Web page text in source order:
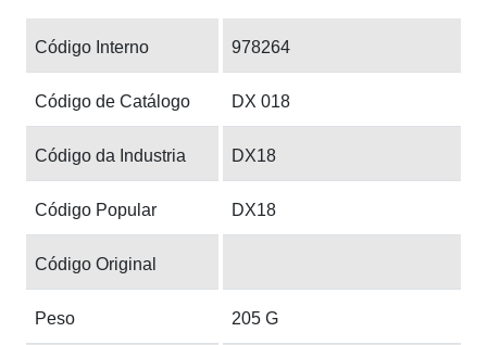
Código Interno 978264
Código de Catálogo DX 018
Código da Industria DX18
Código Popular DX18
Código Original
Peso 205 G